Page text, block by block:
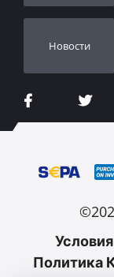
Новости
Политика